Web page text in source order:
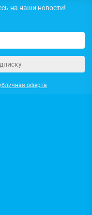
на наши новости!
оферта